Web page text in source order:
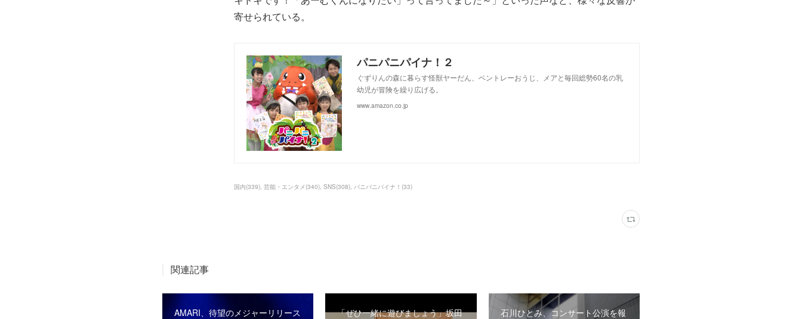
寄せられている。
パニパニパイナ！２
ぐずりんの森に暮らす怪獣ヤーだん、ベントレーおうじ、メアと毎回総勢60名の乳
幼児が冒険を繰り広げる。
www.amazon.co.jp
国内(339) 芸能・エンタメ (340) SNS(308) パニパニパイナ！ (33)
関連記事
AMARI、待望のメジャーリリース
「ぜひ一緒に遊びましょう」坂田
石川ひとみ、コンサート公演を報